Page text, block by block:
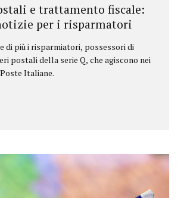
e trattamento fiscale:
per i risparmatori
di più i risparmiatori, possessori di
postali della serie Q, che agiscono nei
Italiane.